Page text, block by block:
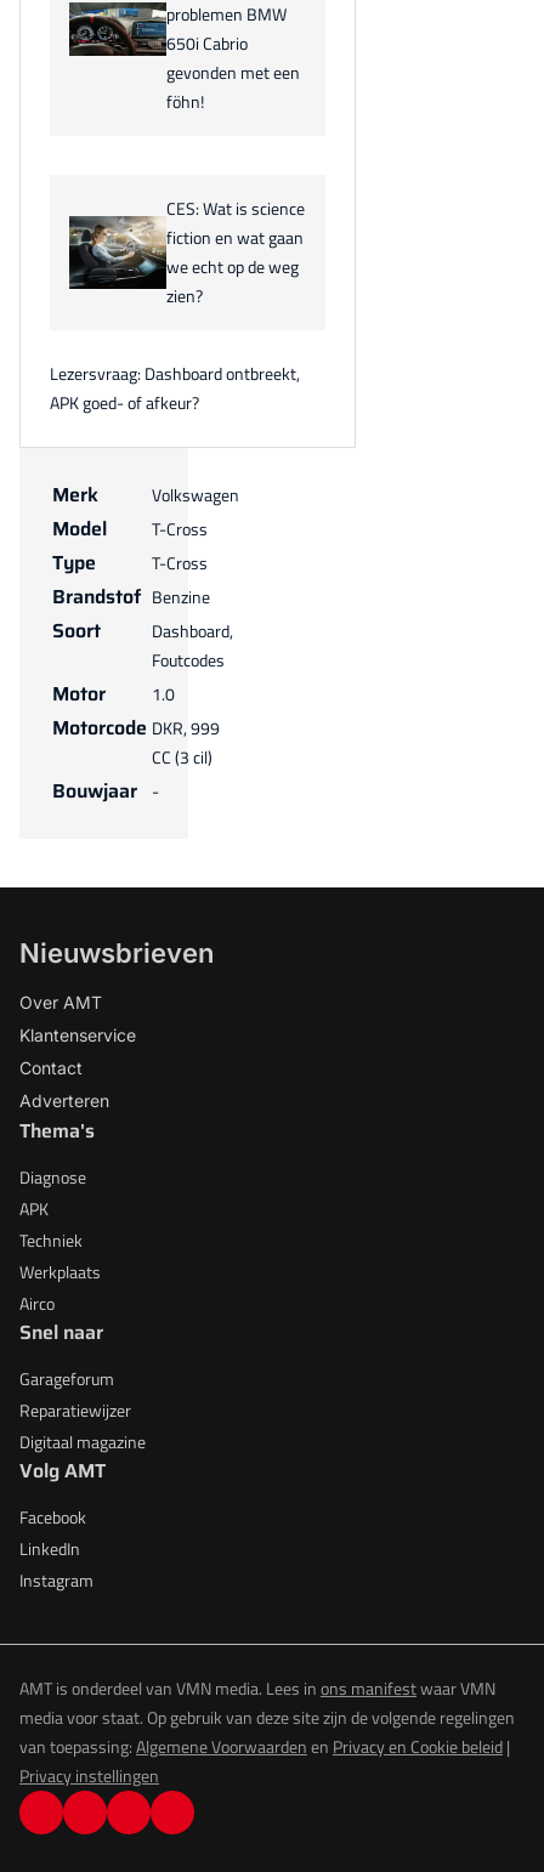
problemen BMW
650i Cabrio
gevonden met een
föhn!
CES: Wat is science
fiction en wat gaan
we echt op de weg
zien?
Lezersvraag: Dashboard ontbreekt,
APK goed- of afkeur?
Merk Volkswagen
Model T-Cross
Type T-Cross
Brandstof Benzine
Soort
Dashboard,
Foutcodes
Motor 1.0
Motorcode DKR, 999
CC (3 cil)
Bouwjaar -
Nieuwsbrieven
Over AMT
Klantenservice
Contact
Adverteren
Thema's
Diagnose
APK
Techniek
Werkplaats
Airco
Snel naar
Garageforum
Reparatiewijzer
Digitaal magazine
Volg AMT
Facebook
LinkedIn
Instagram
AMT is onderdeel van VMN media. Lees inons manifestwaar VMN
media voor staat. Op gebruik van deze site zijn de volgende regelingen
van toepassing:Algemene Voorwaardenen Privacy en Cookie beleid|
Privacy instellingen